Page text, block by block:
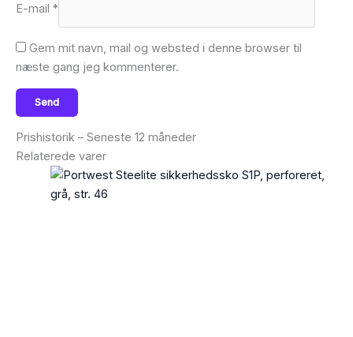
E-mail *
Gem mit navn, mail og websted i denne browser til
næste gang jeg kommenterer.
Prishistorik – Seneste 12 måneder
Relaterede varer